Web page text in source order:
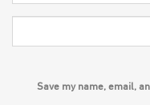
Save my name, email,